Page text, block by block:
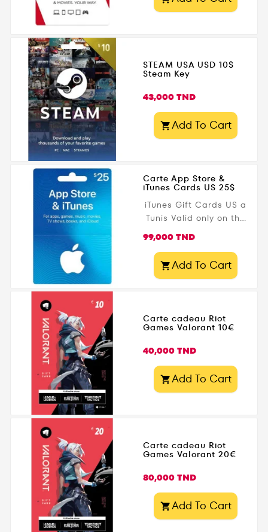
STEAM USA USD 10$
Steam Key
Prix
43,000 TND
Add To Cart
Carte App Store &
iTunes Cards US 25$
iTunes Gift Cards US a
Tunis Valid only on the
Requires iTunes US
Prix
99,000 TND
Add To Cart
Carte cadeau Riot
Games Valorant 10€
Prix
40,000 TND
Add To Cart
Carte cadeau Riot
Games Valorant 20€
Prix
80,000 TND
Add To Cart